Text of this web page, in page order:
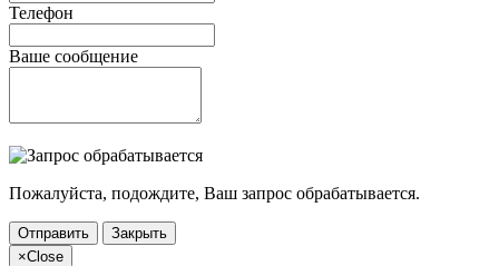
Телефон
Ваше сообщение
Пожалуйста, подождите, Ваш запрос обрабатывается.
Отправить
Закрыть
×Close